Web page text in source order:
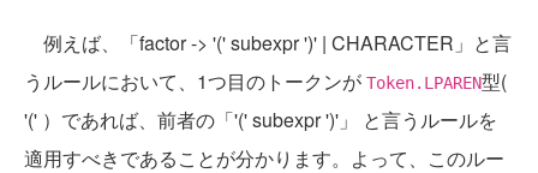
例えば、「factor -> '(' subexpr ')' | CHARACTER」と言
うルールにおいて、1つ目のトークンが Token.LPAREN型(
'(' ）であれば、前者の「'(' subexpr ')'」 と言うルールを
適用すべきであることが分かります。よって、このルー